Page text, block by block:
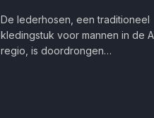
De lederhosen, een traditioneel
kledingstuk voor mannen in de
regio, is doordrongen…